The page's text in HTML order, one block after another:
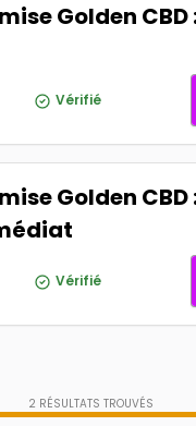
Golden CBD
Vérifié
Golden CBD
Vérifié
2 RÉSULTATS TROUVÉS